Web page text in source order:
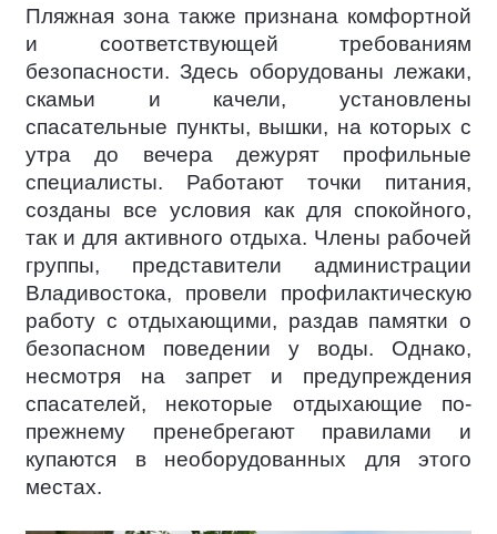
Пляжная зона также признана комфортной
и соответствующей требованиям
безопасности. Здесь оборудованы лежаки,
скамьи и качели, установлены
спасательные пункты, вышки, на которых с
утра до вечера дежурят профильные
специалисты. Работают точки питания,
созданы все условия как для спокойного,
так и для активного отдыха. Члены рабочей
группы, представители администрации
Владивостока, провели профилактическую
работу с отдыхающими, раздав памятки о
безопасном поведении у воды. Однако,
несмотря на запрет и предупреждения
спасателей, некоторые отдыхающие по-
прежнему пренебрегают правилами и
купаются в необорудованных для этого
местах.